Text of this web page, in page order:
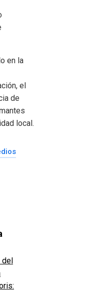
en la
el
de
local.